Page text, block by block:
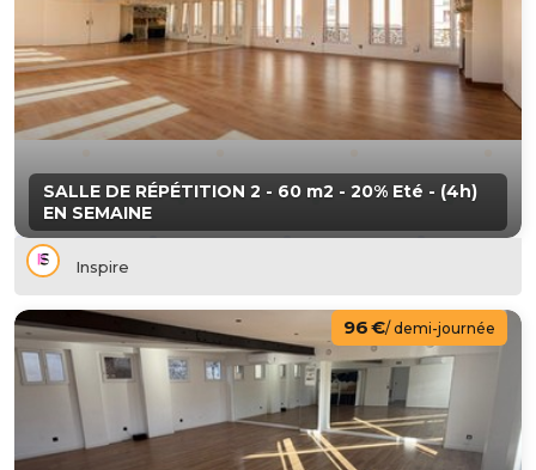
SALLE DE RÉPÉTITION 2 - 60 m2 - 20% Eté - (4h)
EN SEMAINE
Inspire
96 €/ demi-journée